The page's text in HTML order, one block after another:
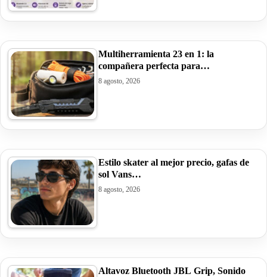
Multiherramienta 23 en 1: la
compañera perfecta para…
8 agosto, 2026
Estilo skater al mejor precio, gafas de
sol Vans…
8 agosto, 2026
Altavoz Bluetooth JBL Grip, Sonido